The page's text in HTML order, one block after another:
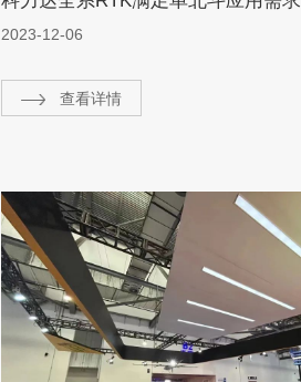
2023-12-06
查看详情